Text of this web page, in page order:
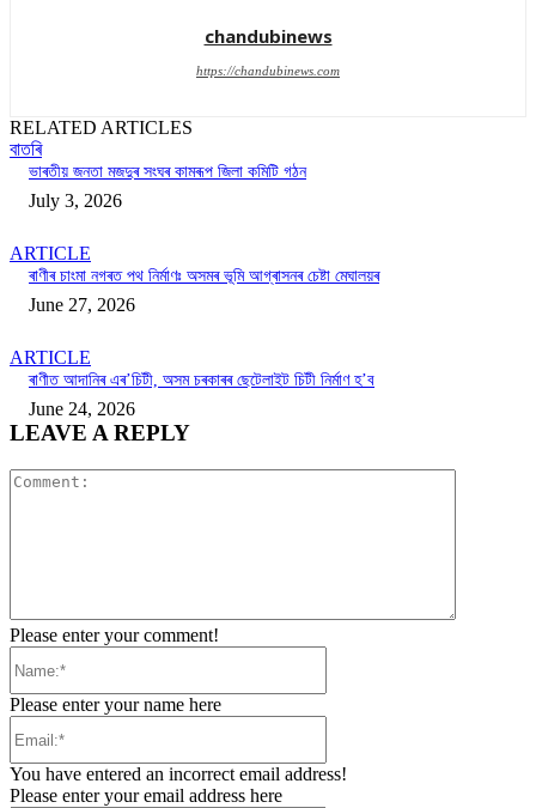
chandubinews
https://chandubinews.com
RELATED ARTICLES
বাতৰি
ভাৰতীয় জনতা মজদুৰ সংঘৰ কামৰূপ জিলা কমিটি গঠন
July 3, 2026
ARTICLE
ৰাণীৰ চাংমা নগৰত পথ নিৰ্মাণঃ অসমৰ ভূমি আগ্ৰাসনৰ চেষ্টা মেঘালয়ৰ
June 27, 2026
ARTICLE
ৰাণীত আদানিৰ এৰ’চিটী, অসম চৰকাৰৰ ছেটেলাইট চিটী নিৰ্মাণ হ’ব
June 24, 2026
LEAVE A REPLY
Please enter your comment!
Please enter your name here
You have entered an incorrect email address!
Please enter your email address here